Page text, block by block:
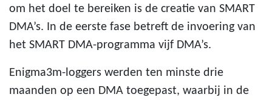
om het doel te bereiken is de creatie van SMART
DMA’s. In de eerste fase betreft de invoering van
het SMART DMA-programma vijf DMA’s.
Enigma3m-loggers werden ten minste drie
maanden op een DMA toegepast, waarbij in de